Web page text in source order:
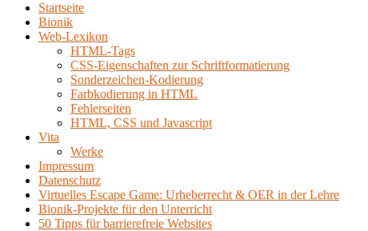
Startseite
Bionik
Web-Lexikon
HTML-Tags
CSS-Eigenschaften zur Schriftformatierung
Sonderzeichen-Kodierung
Farbkodierung in HTML
Fehlerseiten
HTML, CSS und Javascript
Vita
Werke
Impressum
Datenschutz
Virtuelles Escape Game: Urheberrecht & OER in der Lehre
Bionik-Projekte für den Unterricht
50 Tipps für barrierefreie Websites